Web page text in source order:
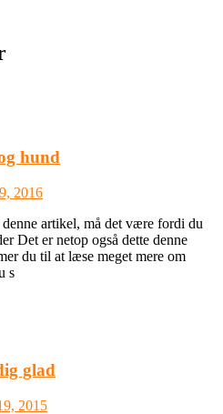
hund
2016
artikel, må det være fordi du
Det er netop også dette denne
du til at læse meget mere om
s
glad
2015